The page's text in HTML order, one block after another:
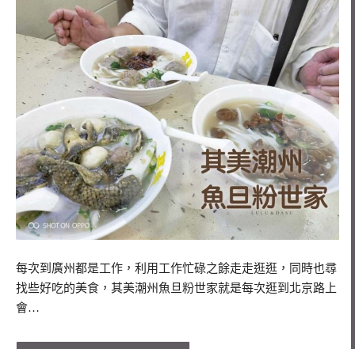
每次到廣州都是工作，利用工作忙碌之餘走走逛逛，同時也尋
找些好吃的美食，其美潮州魚旦粉世家就是每次逛到北京路上
會…